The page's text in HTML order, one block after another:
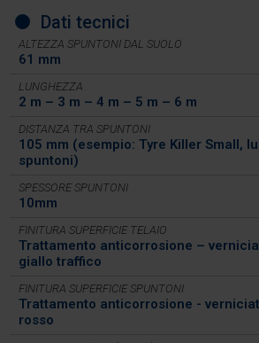
Dati tecnici
ALTEZZA SPUNTONI DAL SUOLO
61 mm
LUNGHEZZA
2 m – 3 m – 4 m – 5 m – 6 m
DISTANZA TRA SPUNTONI
105 mm (esempio: Tyre Killer Small,
spuntoni)
SPESSORE SPUNTONI
10mm
FINITURA SUPERFICIE TELAIO
Trattamento anticorrosione –
giallo traffico
FINITURA SUPERFICIE SPUNTONI
Trattamento anticorrosione -
rosso